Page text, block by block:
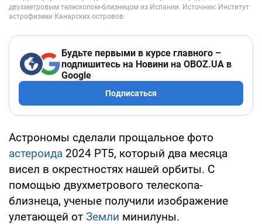
Будьте первыми в курсе главного –
подпишитесь на Новини на OBOZ.UA в
Google
Подписаться
Астрономы сделали прощальное фото
астероида 2024 PT5, который два месяца
висел в окрестностях нашей орбиты. С
помощью двухметрового телескопа-
близнеца, ученые получили изображение
улетающей от Земли минилуны.